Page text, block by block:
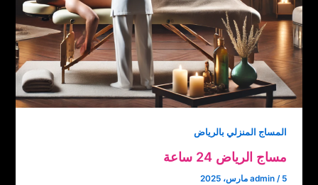
المساج المنزلي بالرياض
مساج الرياض 24 ساعة
admin / 5 مارس، 2025